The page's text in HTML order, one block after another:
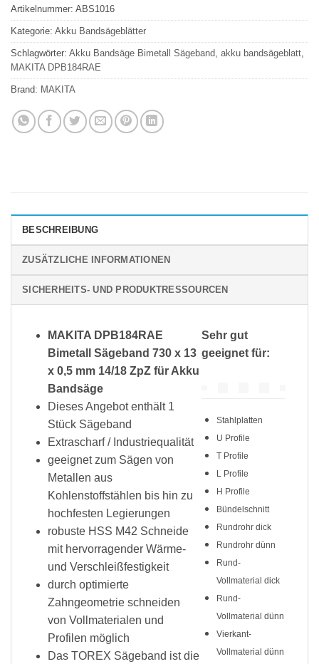
Artikelnummer: ABS1016
Kategorie: Akku Bandsägeblätter
Schlagwörter: Akku Bandsäge Bimetall Sägeband, akku bandsägeblatt,
MAKITA DPB184RAE
Brand: MAKITA
BESCHREIBUNG
ZUSÄTZLICHE INFORMATIONEN
SICHERHEITS- UND PRODUKTRESSOURCEN
MAKITA DPB184RAE
Bimetall Sägeband 730 x 13
x 0,5 mm 14/18 ZpZ für Akku
Bandsäge
Dieses Angebot enthält 1
Stück Sägeband
Extrascharf / Industriequalität
geeignet zum Sägen von
Metallen aus
Kohlenstoffstählen bis hin zu
hochfesten Legierungen
robuste HSS M42 Schneide
mit hervorragender Wärme-
und Verschleißfestigkeit
durch optimierte
Zahngeometrie schneiden
von Vollmaterialen und
Profilen möglich
Das TOREX Sägeband ist die
Sehr gut
geeignet für:
Stahlplatten
U Profile
T Profile
L Profile
H Profile
Bündelschnitt
Rundrohr dick
Rundrohr dünn
Rund-
Vollmaterial dick
Rund-
Vollmaterial dünn
Vierkant-
Vollmaterial dünn